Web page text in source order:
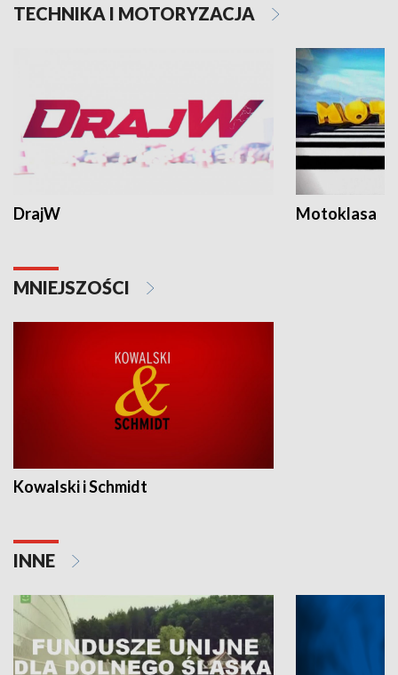
TECHNIKA I MOTORYZACJA
DrajW Motoklasa
MNIEJSZOŚCI
Kowalski i Schmidt
INNE